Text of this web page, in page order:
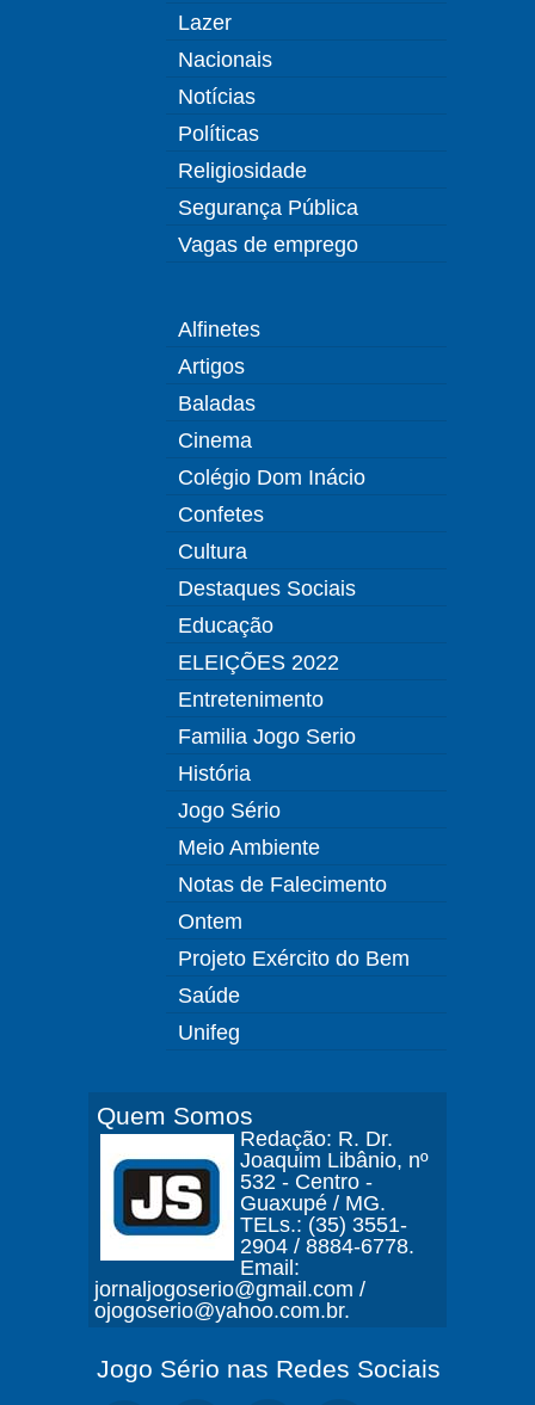
Lazer
Nacionais
Notícias
Políticas
Religiosidade
Segurança Pública
Vagas de emprego
Alfinetes
Artigos
Baladas
Cinema
Colégio Dom Inácio
Confetes
Cultura
Destaques Sociais
Educação
ELEIÇÕES 2022
Entretenimento
Familia Jogo Serio
História
Jogo Sério
Meio Ambiente
Notas de Falecimento
Ontem
Projeto Exército do Bem
Saúde
Unifeg
Quem Somos
Redação: R. Dr.
Joaquim Libânio, nº
532 - Centro -
Guaxupé / MG.
TELs.: (35) 3551-
2904 / 8884-6778.
Email:
jornaljogoserio@gmail.com /
ojogoserio@yahoo.com.br.
Jogo Sério nas Redes Sociais